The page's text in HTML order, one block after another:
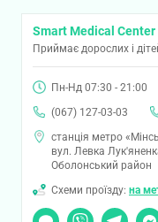
Smart Medical Center
Приймає дорослих і
Пн-Нд 07:30 - 21:00
(067) 127-03-03
станція метро
вул. Левка
Оболонський район
Схеми проїзду: на
Чат
Viber Telegram